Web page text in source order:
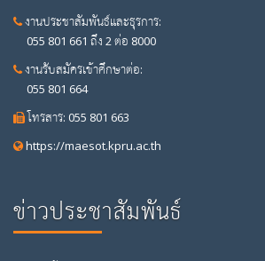
งานประชาสัมพันธ์และธุรการ:
055 801 661 ถึง 2 ต่อ 8000
งานรับสมัครเข้าศึกษาต่อ:
055 801 664
โทรสาร: 055 801 663
https://maesot.kpru.ac.th
ข่าวประชาสัมพันธ์